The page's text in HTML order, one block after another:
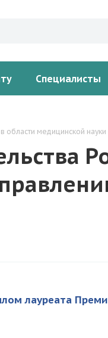
Специалисты
медицинской
лауреата